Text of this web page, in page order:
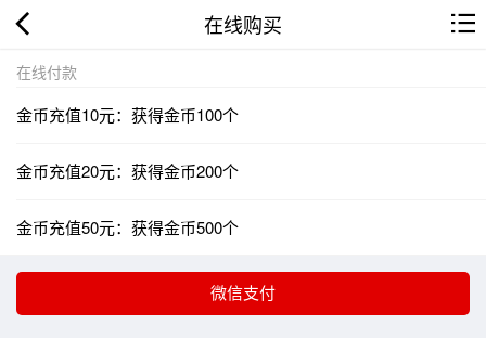
在线购买
在线付款
金币充值10元：获得金币100个
金币充值20元：获得金币200个
金币充值50元：获得金币500个